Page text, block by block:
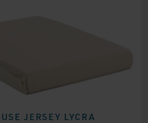
JERSEY LYCRA